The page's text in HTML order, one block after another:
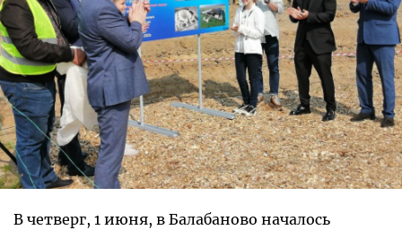
В четверг, 1 июня, в Балабаново началось